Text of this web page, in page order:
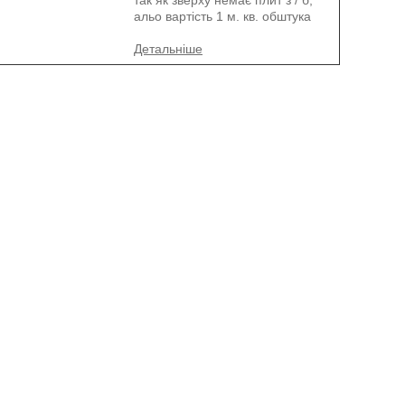
альо вартість 1 м. кв. обштука